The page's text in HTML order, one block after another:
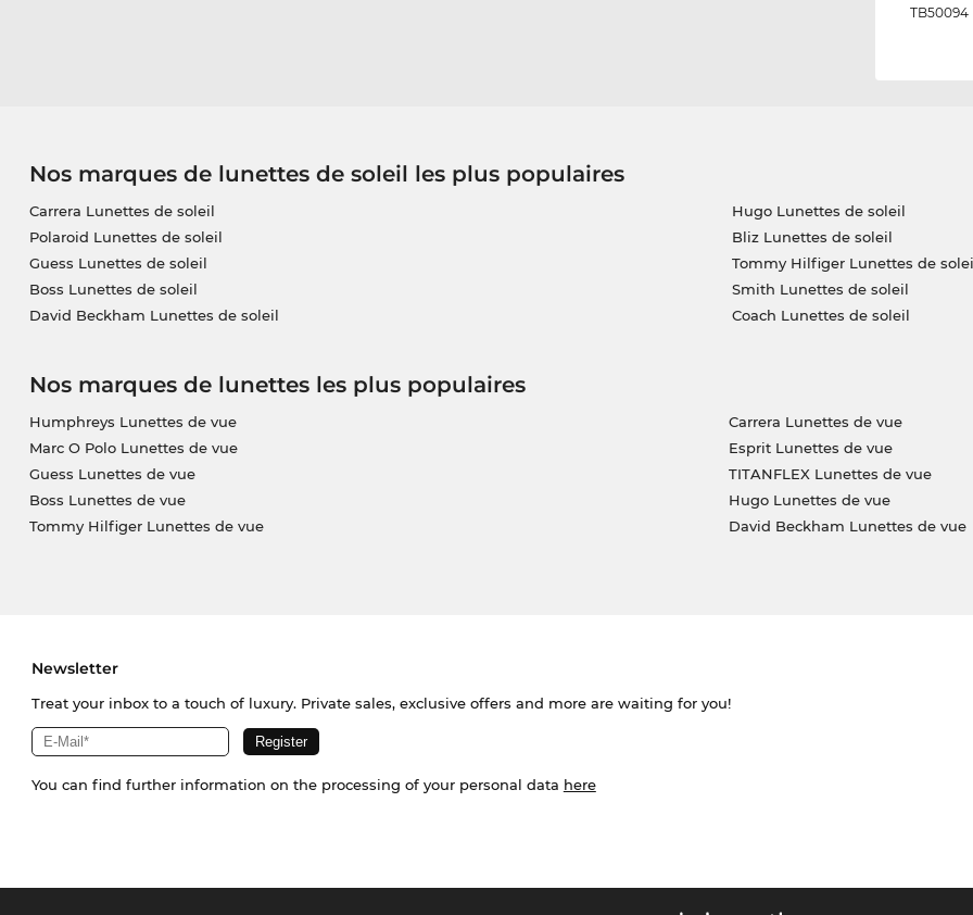
TB50094
Nos marques de lunettes de soleil les plus populaires
Carrera Lunettes de soleil
Polaroid Lunettes de soleil
Guess Lunettes de soleil
Boss Lunettes de soleil
David Beckham Lunettes de soleil
Hugo Lunettes de soleil
Bliz Lunettes de soleil
Tommy Hilfiger Lunettes de
Smith Lunettes de soleil
Coach Lunettes de soleil
Nos marques de lunettes les plus populaires
Humphreys Lunettes de vue
Marc O Polo Lunettes de vue
Guess Lunettes de vue
Boss Lunettes de vue
Tommy Hilfiger Lunettes de vue
Carrera Lunettes de vue
Esprit Lunettes de vue
TITANFLEX Lunettes de vue
Hugo Lunettes de vue
David Beckham Lunettes de vue
Newsletter
Treat your inbox to a touch of luxury. Private sales, exclusive offers and more are waiting for you!
You can find further information on the processing of your personal data here